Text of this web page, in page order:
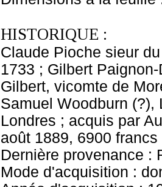
HISTORIQUE :
Claude Pioche sieur
1733 ; Gilbert
Gilbert, vicomte de
Samuel Woodburn
Londres ; acquis par
août 1889, 6900
Dernière provenance :
Mode d'acquisition :